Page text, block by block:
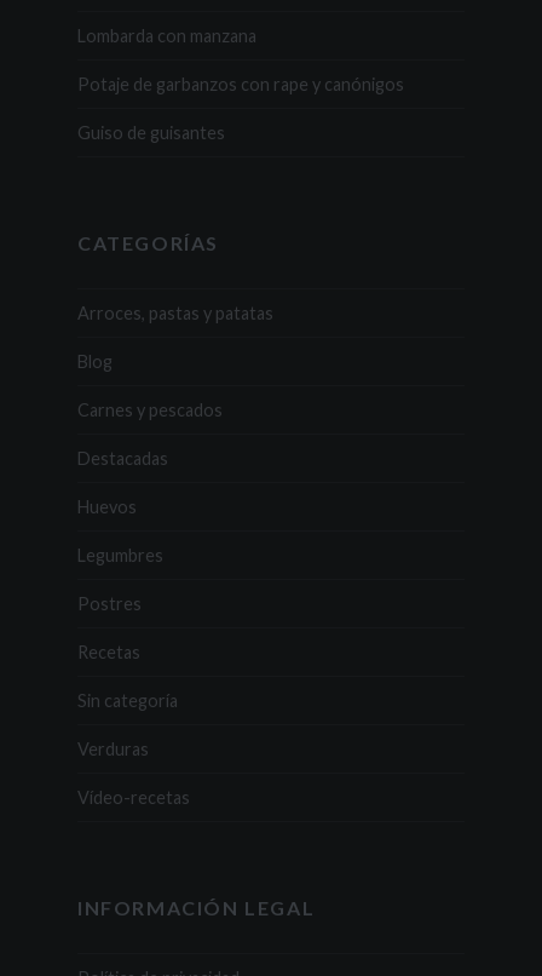
Lombarda con manzana
Potaje de garbanzos con rape y canónigos
Guiso de guisantes
CATEGORÍAS
Arroces, pastas y patatas
Blog
Carnes y pescados
Destacadas
Huevos
Legumbres
Postres
Recetas
Sin categoría
Verduras
Vídeo-recetas
INFORMACIÓN LEGAL